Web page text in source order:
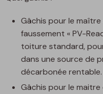
Gâchis pour le
faussement « PV-
toiture standard,
dans une source de
décarbonée rentable.
Gâchis pour le